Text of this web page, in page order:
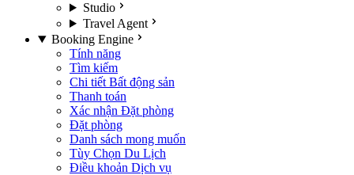
Studio
Travel Agent
Booking Engine
Tính năng
Tìm kiếm
Chi tiết Bất động sản
Thanh toán
Xác nhận Đặt phòng
Đặt phòng
Danh sách mong muốn
Tùy Chọn Du Lịch
Điều khoản Dịch vụ